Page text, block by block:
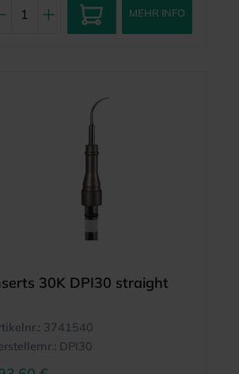
MEHR INFO
30K DPI30 straight
3741540
DPI30